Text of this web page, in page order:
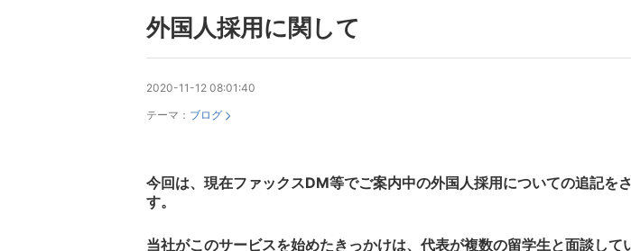
外国人採用に関して
2020-11-12 08:01:40
テーマ： ブログ
今回は、現在ファックスDM等でご案内中の外国人採用についての追記を
す。
当社がこのサービスを始めたきっかけは、代表が複数の留学生と面談して